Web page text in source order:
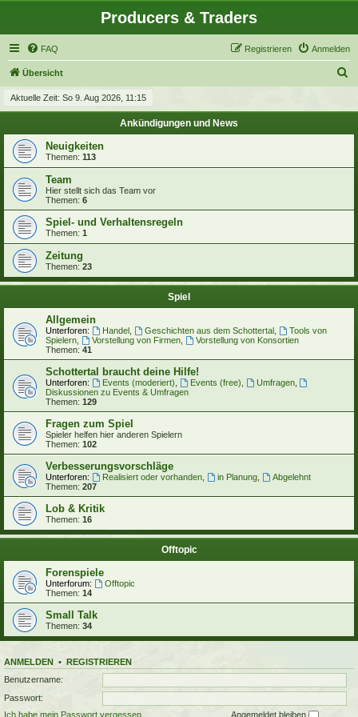
Producers & Traders
FAQ Anmelden
Registrieren
Übersicht
c
Aktuelle Zeit: So 9. Aug 2026, 11:15
Ankündigungen und News
Neuigkeiten
Themen: 113
Team
Hier stellt sich das Team vor
Themen: 6
Spiel- und Verhaltensregeln
Themen: 1
Zeitung
Themen: 23
Spiel
Allgemein
Unterforen: Handel, Geschichten aus dem Schottertal,
Tools von
Spielern
Vorstellung von Firmen,
Vorstellung von Konsortien
Themen: 41
Schottertal braucht deine Hilfe!
Unterforen: Events (moderiert) Events (free) Umfragen,
Diskussionen zu Events & Umfragen
Themen: 129
Fragen zum Spiel
Spieler helfen hier anderen Spielern
Themen: 102
Verbesserungsvorschläge
Unterforen: Realisiert oder vorhanden, in Planung,
Abgelehnt
Themen: 207
Lob & Kritik
Themen: 16
Offtopic
Forenspiele
Unterforum:
Offtopic
Themen: 14
Small Talk
Themen: 34
ANMELDEN • REGISTRIEREN
Benutzername:
Passwort:
Ich habe mein Passwort vergessen
Angemeldet bleiben